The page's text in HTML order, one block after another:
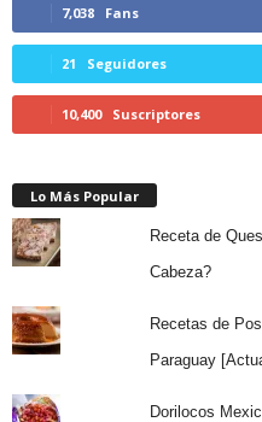
7,038 Fans
21 Seguidores
10,400 Suscriptores
Lo Más Popular
Receta de
Cabeza?
Recetas de
Paraguay
Dorilocos